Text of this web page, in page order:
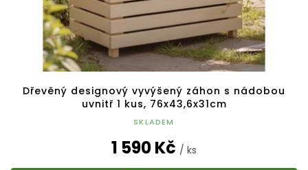
Dřevěný designový vyvýšený záhon s nádobou
uvnitř 1 kus, 76x43,6x31cm
SKLADEM
1 590 Kč / ks